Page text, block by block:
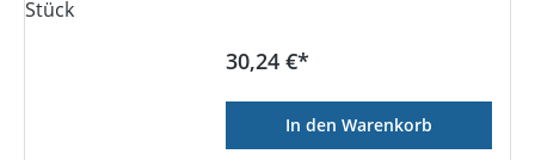
Regulärer Preis:
30,24 €*
In den Warenkorb